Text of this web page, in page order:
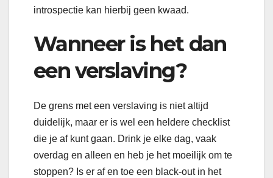
introspectie kan hierbij geen kwaad.
Wanneer is het dan
een verslaving?
De grens met een verslaving is niet altijd
duidelijk, maar er is wel een heldere checklist
die je af kunt gaan. Drink je elke dag, vaak
overdag en alleen en heb je het moeilijk om te
stoppen? Is er af en toe een black-out in het